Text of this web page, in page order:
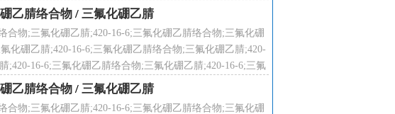
三氟化硼乙腈络合物;
乙腈络合物 / 三氟化硼乙腈
合物;三氟化硼乙腈;420-16-6;三氟化硼乙腈络合物;三氟化硼
化硼乙腈;420-16-6;三氟化硼乙腈络合物;三氟化硼乙腈;420-
;420-16-6;三氟化硼乙腈络合物;三氟化硼乙腈;420-16-6;三氟
三氟化硼乙腈络合物;
乙腈络合物 / 三氟化硼乙腈
合物;三氟化硼乙腈;420-16-6;三氟化硼乙腈络合物;三氟化硼